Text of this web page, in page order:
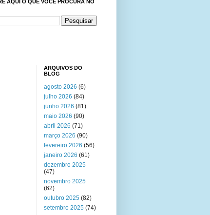
AQUI O QUE VOCÊ PROCURA NO
ARQUIVOS DO
BLOG
agosto 2026 (6)
julho 2026 (84)
junho 2026 (81)
maio 2026 (90)
abril 2026 (71)
março 2026 (90)
fevereiro 2026 (56)
janeiro 2026 (61)
dezembro 2025
(47)
novembro 2025
(62)
outubro 2025 (82)
setembro 2025 (74)